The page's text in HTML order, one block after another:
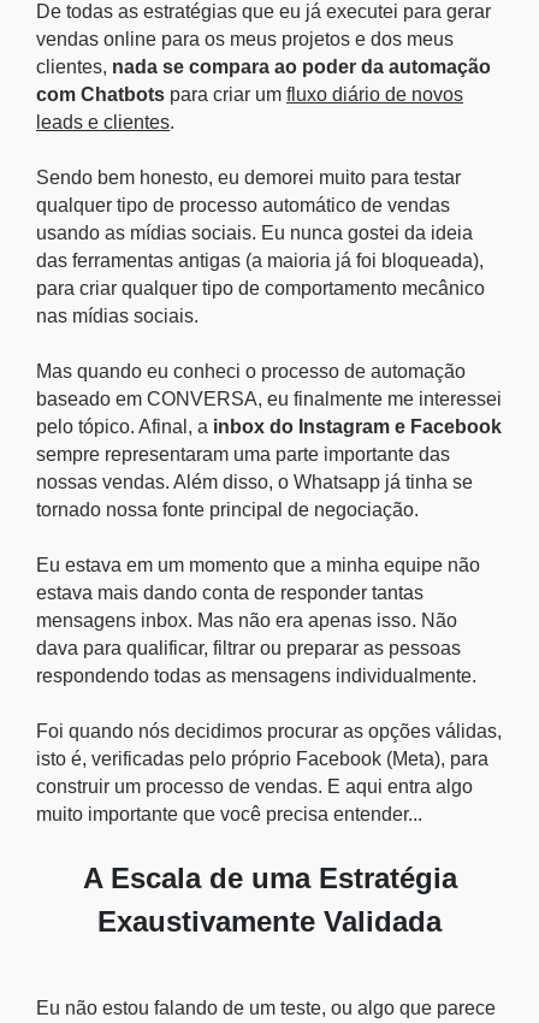
De todas as estratégias que eu já executei para gerar
vendas online para os meus projetos e dos meus
clientes, nada se compara ao poder da automação
com Chatbots para criar um fluxo diário de novos
leads e clientes.
Sendo bem honesto, eu demorei muito para testar
qualquer tipo de processo automático de vendas
usando as mídias sociais. Eu nunca gostei da ideia
das ferramentas antigas (a maioria já foi bloqueada),
para criar qualquer tipo de comportamento mecânico
nas mídias sociais.
Mas quando eu conheci o processo de automação
baseado em CONVERSA, eu finalmente me interessei
pelo tópico. Afinal, a inbox do Instagram e Facebook
sempre representaram uma parte importante das
nossas vendas. Além disso, o Whatsapp já tinha se
tornado nossa fonte principal de negociação.
Eu estava em um momento que a minha equipe não
estava mais dando conta de responder tantas
mensagens inbox. Mas não era apenas isso. Não
dava para qualificar, filtrar ou preparar as pessoas
respondendo todas as mensagens individualmente.
Foi quando nós decidimos procurar as opções válidas,
isto é, verificadas pelo próprio Facebook (Meta), para
construir um processo de vendas. E aqui entra algo
muito importante que você precisa entender...
A Escala de uma Estratégia
Exaustivamente Validada
Eu não estou falando de um teste, ou algo que parece